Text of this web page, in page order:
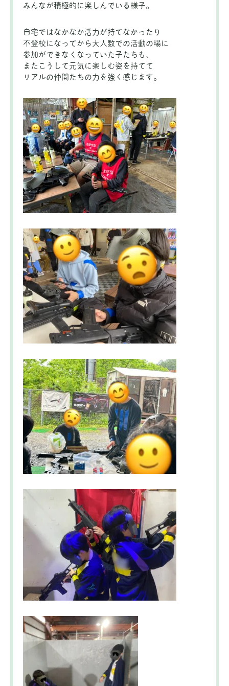
みんなが積極的に楽しんでいる様子。
自宅ではなかなか活力が持てなかったり
不登校になってから大人数での活動の場に
参加ができなくなっていた子たちも、
またこうして元気に楽しむ姿を持てて
リアルの仲間たちの力を強く感じます。